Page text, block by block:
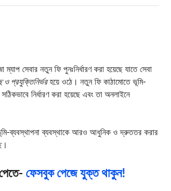
ম্যাপ সেবার নতুন ফি পুনঃনির্ধারণ করা হয়েছে যাতে সেবা
ও প্রযুক্তিনির্ভরহয়ে ওঠে। নতুন ফি কাঠামোতে ভূমি-
নির্ধারণ করা হয়েছে এবং তা অনলাইনে
ব্যবস্থাপনা ব্যবস্থাকে আরও আধুনিক ও দ্রুততর করার
ফেসবুক পেজে যুক্ত থাকুন!